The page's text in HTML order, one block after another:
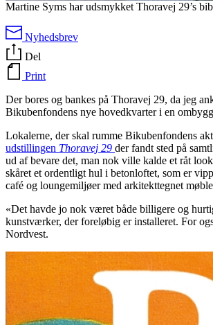
Martine Syms har udsmykket Thoravej 29’s
Nyhedsbrev
Del
Print
Der bores og bankes på Thoravej 29, da jeg
Bikubenfondens nye hovedkvarter i en
Lokalerne, der skal rumme Bikubenfondens
udstillingen Thoravej 29 der fandt sted på
ud af bevare det, man nok ville kalde et råt look
skåret et ordentligt hul i betonloftet, som er
café og loungemiljøer med arkitekttegnet
«Det havde jo nok været både billigere og
kunstværker, der foreløbig er installeret. For
Nordvest.